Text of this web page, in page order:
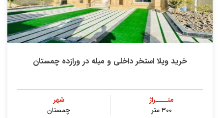
خرید ویلا استخر داخلی و مبله در ورازده چمستان
متــــراژ
۳۰۰ متر
شهر
چمستان